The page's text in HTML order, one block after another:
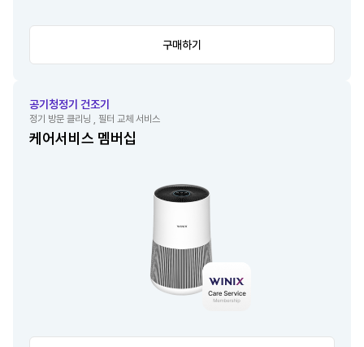
구매하기
공기청정기 건조기
정기 방문 클리닝 , 필터 교체 서비스
케어서비스 멤버십